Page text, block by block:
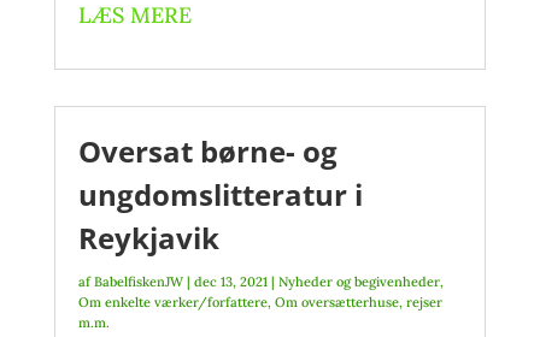
LÆS MERE
Oversat børne- og
ungdomslitteratur i
Reykjavik
afBabelfiskenJW| dec 13, 2021| Nyheder og begivenheder,
Om enkelte værker/forfattere, Om oversætterhuse, rejser
m.m.